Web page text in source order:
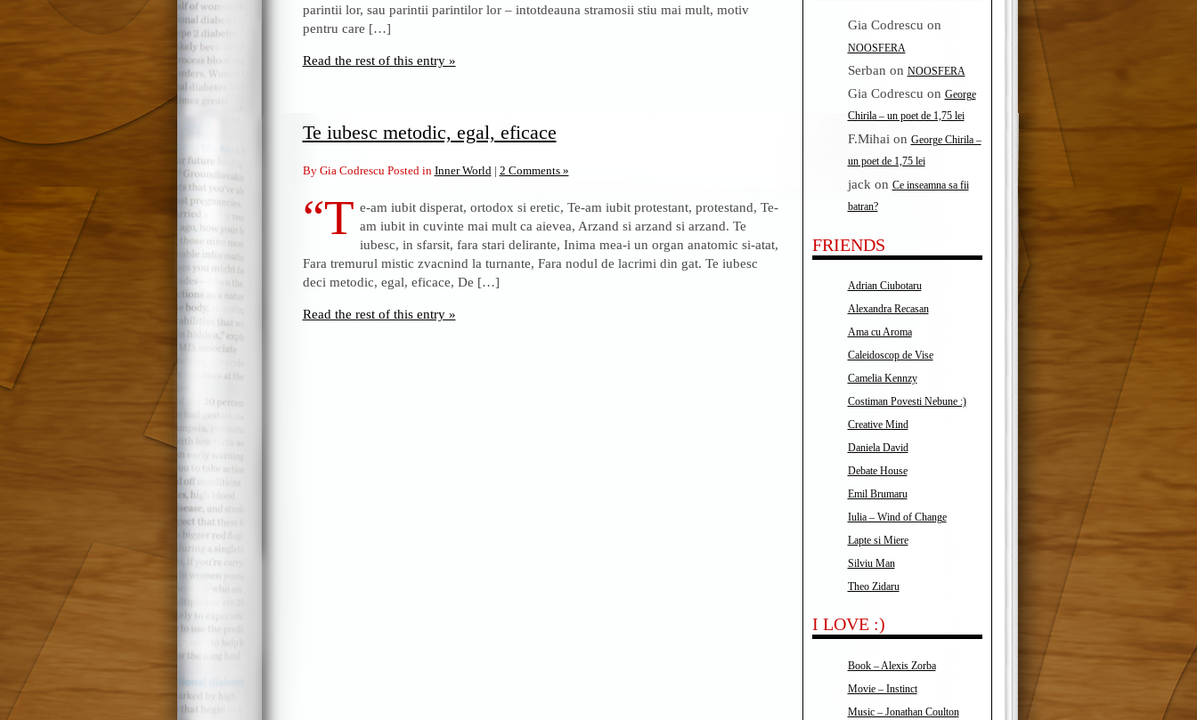
parintii lor, sau parintii parintilor lor – intotdeauna stramosii stiu mai mult, motiv
pentru care […]
Read the rest of this entry »
Te iubesc metodic, egal, eficace
By Gia Codrescu Posted in Inner World | 2 Comments »
“T e-am iubit disperat, ortodox si eretic, Te-am iubit protestant, protestand, Te-
am iubit in cuvinte mai mult ca aievea, Arzand si arzand si arzand. Te
iubesc, in sfarsit, fara stari delirante, Inima mea-i un organ anatomic si-atat,
Fara tremurul mistic zvacnind la turnante, Fara nodul de lacrimi din gat. Te iubesc
deci metodic, egal, eficace, De […]
Read the rest of this entry »
Gia Codrescu on
NOOSFERA
Serban on NOOSFERA
Gia Codrescu on George
Chirila – un poet de 1,75 lei
F.Mihaion George Chirila –
un poet de 1,75 lei
jackon Ce inseamna sa fii
batran?
FRIENDS
Adrian Ciubotaru
Alexandra Recasan
Ama cu Aroma
Caleidoscop de Vise
Camelia Kennzy
Costiman Povesti Nebune :)
Creative Mind
Daniela David
Debate House
Emil Brumaru
Iulia – Wind of Change
Lapte si Miere
Silviu Man
Theo Zidaru
I LOVE :)
Book – Alexis Zorba
Movie – Instinct
Music – Jonathan Coulton